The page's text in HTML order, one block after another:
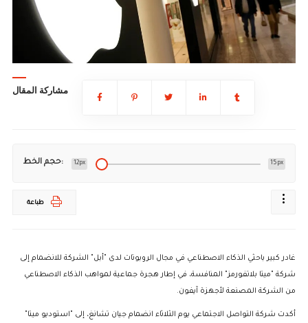
مشاركة المقال
حجم الخط: 12px 15px
طباعة
غادر كبير باحثي الذكاء الاصطناعي في مجال الروبوتات لدى "أبل" الشركة للانضمام إلى
شركة "ميتا بلاتفورمز" المنافسة، في إطار هجرة جماعية لمواهب الذكاء الاصطناعي
من الشركة المصنعة لأجهزة آيفون.
أكدت شركة التواصل الاجتماعي يوم الثلاثاء انضمام جيان تشانغ، إلى "استوديو ميتا"